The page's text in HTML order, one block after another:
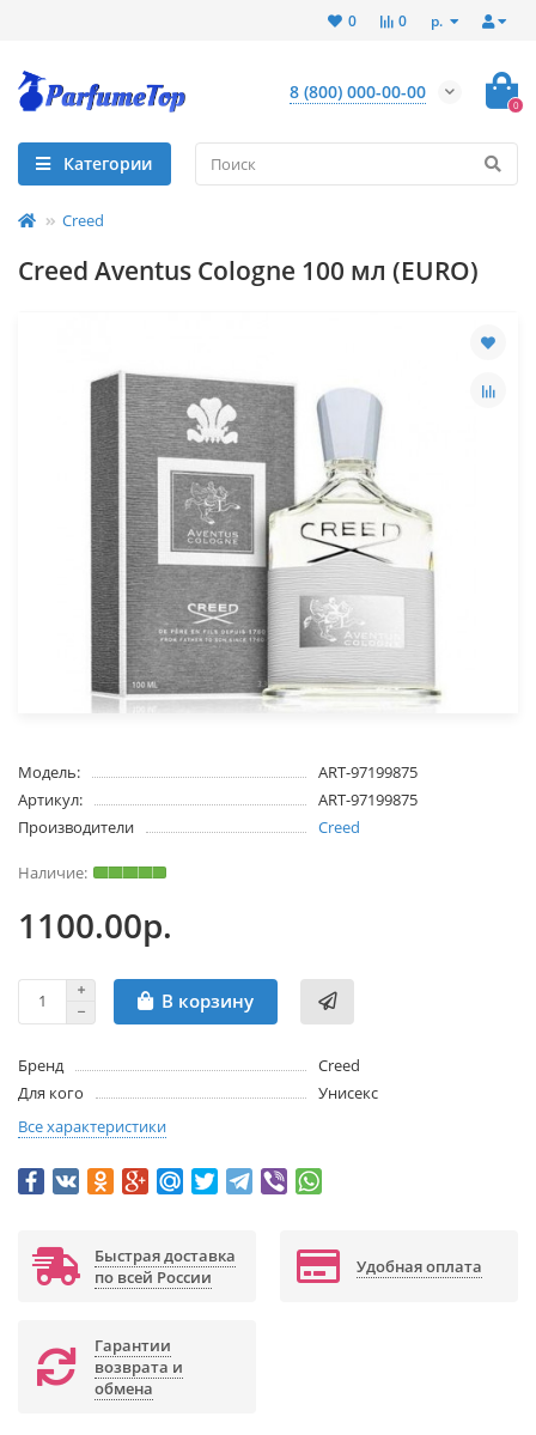
р.
0
0
8 (800) 000-00-00
0
Категории
Creed
Creed Aventus Cologne 100 мл (EURO)
Модель:
ART-97199875
Артикул:
ART-97199875
Производители
Creed
1100.00р.
В корзину
Бренд
Creed
Для кого
Унисекс
Все характеристики
Быстрая доставка
по всей России
Удобная оплата
Гарантии
возврата и
обмена